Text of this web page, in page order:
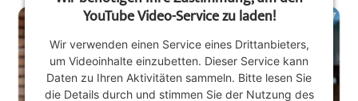
YouTube Video-Service zu laden!
Wir verwenden einen Service eines Drittanbieters,
um Videoinhalte einzubetten. Dieser Service kann
Daten zu Ihren Aktivitäten sammeln. Bitte lesen Sie
die Details durch und stimmen Sie der Nutzung des